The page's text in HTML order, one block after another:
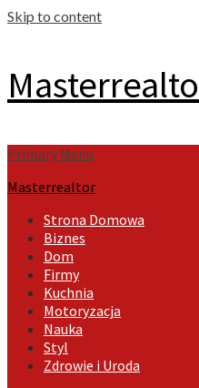
Skip to content
Primary Menu
Masterrealtor
Strona Domowa
Biznes
Dom
Firmy
Kuchnia
Motoryzacja
Nauka
Styl
Zdrowie i Uroda